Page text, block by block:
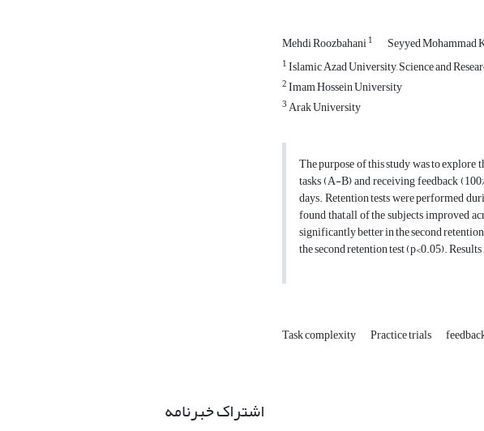
Mehdi Roozbahani1 Seyyed Mohammad
1Islamic Azad University, Science and
2Imam Hossein University
3Arak University
The purpose of this study was to
tasks (A-B) and receiving feedback
days. Retention tests were performed
found that,all of the subjects improved
significantly better in the second
the second retention test (p<0.05).
Task complexity Practice trials
اشتراک خبرنامه